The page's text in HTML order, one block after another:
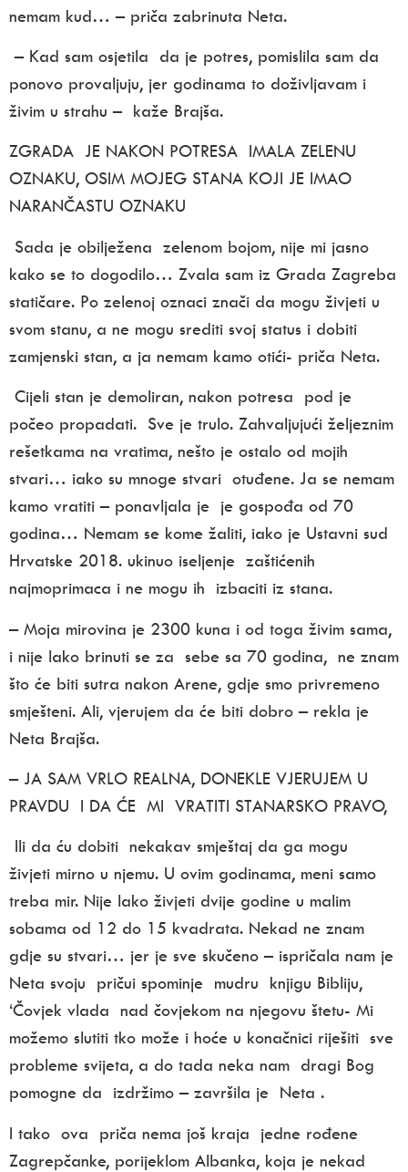
nemam kud… – priča zabrinuta Neta.
– Kad sam osjetila da je potres, pomislila sam da
ponovo provaljuju, jer godinama to doživljavam i
živim u strahu – kaže Brajša.
ZGRADA JE NAKON POTRESA IMALA ZELENU
OZNAKU, OSIM MOJEG STANA KOJI JE IMAO
NARANČASTU OZNAKU
Sada je obilježena zelenom bojom, nije mi jasno
kako se to dogodilo… Zvala sam iz Grada Zagreba
statičare. Po zelenoj oznaci znači da mogu živjeti u
svom stanu, a ne mogu srediti svoj status i dobiti
zamjenski stan, a ja nemam kamo otići- priča Neta.
Cijeli stan je demoliran, nakon potresa pod je
počeo propadati. Sve je trulo. Zahvaljujući željeznim
rešetkama na vratima, nešto je ostalo od mojih
stvari… iako su mnoge stvari otuđene. Ja se nemam
kamo vratiti – ponavljala je je gospođa od 70
godina… Nemam se kome žaliti, iako je Ustavni sud
Hrvatske 2018. ukinuo iseljenje zaštićenih
najmoprimaca i ne mogu ih izbaciti iz stana.
– Moja mirovina je 2300 kuna i od toga živim sama,
i nije lako brinuti se za sebe sa 70 godina, ne znam
što će biti sutra nakon Arene, gdje smo privremeno
smješteni. Ali, vjerujem da će biti dobro – rekla je
Neta Brajša.
–JA SAM VRLO REALNA, DONEKLE VJERUJEM U
PRAVDU I DA ĆE MI VRATITI STANARSKO PRAVO,
Ili da ću dobiti nekakav smještaj da ga mogu
živjeti mirno u njemu. U ovim godinama, meni samo
treba mir. Nije lako živjeti dvije godine u malim
sobama od 12 do 15 kvadrata. Nekad ne znam
gdje su stvari… jer je sve skučeno – ispričala nam je
Neta svoju pričui spominje mudru knjigu Bibliju,
‘Čovjek vlada nad čovjekom na njegovu štetu- Mi
možemo slutiti tko može i hoće u konačnici riješiti sve
probleme svijeta, a do tada neka nam dragi Bog
pomogne da izdržimo – završila je Neta .
I tako ova priča nema još kraja jedne rođene
Zagrepčanke, porijeklom Albanka, koja je nekad